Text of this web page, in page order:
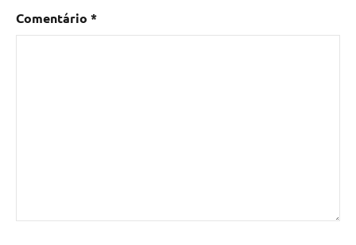
Comentário *